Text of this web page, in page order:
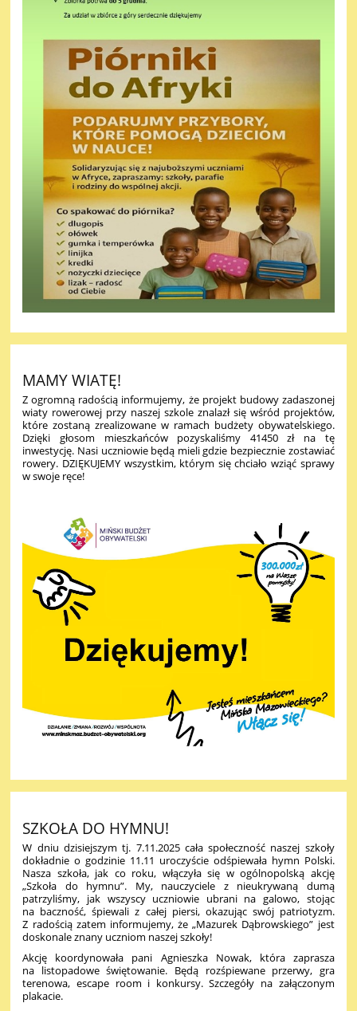
MAMY WIATĘ!
Z ogromną radością informujemy, że projekt budowy zadaszonej
wiaty rowerowej przy naszej szkole znalazł się wśród projektów,
które zostaną zrealizowane w ramach budżety obywatelskiego.
Dzięki głosom mieszkańców pozyskaliśmy 41450 zł na tę
inwestycję. Nasi uczniowie będą mieli gdzie bezpiecznie zostawiać
rowery. DZIĘKUJEMY wszystkim, którym się chciało wziąć sprawy
w swoje ręce!
SZKOŁA DO HYMNU!
W dniu dzisiejszym tj. 7.11.2025 cała społeczność naszej szkoły
dokładnie o godzinie 11.11 uroczyście odśpiewała hymn Polski.
Nasza szkoła, jak co roku, włączyła się w ogólnopolską akcję
„Szkoła do hymnu”. My, nauczyciele z nieukrywaną dumą
patrzyliśmy, jak wszyscy uczniowie ubrani na galowo, stojąc
na baczność, śpiewali z całej piersi, okazując swój patriotyzm.
Z radością zatem informujemy, że „Mazurek Dąbrowskiego” jest
doskonale znany uczniom naszej szkoły!
Akcję koordynowała pani Agnieszka Nowak, która zaprasza
na listopadowe świętowanie. Będą rozśpiewane przerwy, gra
terenowa, escape room i konkursy. Szczegóły na załączonym
plakacie.